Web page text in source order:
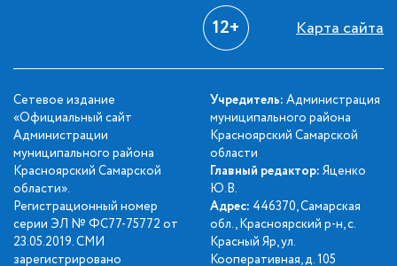
12+ Карта сайта
Сетевое издание
«Официальный сайт
Администрации
муниципального района
Красноярский Самарской
области».
Регистрационный номер
серии ЭЛ № ФС77-75772 от
23.05.2019. СМИ
зарегистрировано
Учредитель: Администрация
муниципального района
Красноярский Самарской
области
Главный редактор: Яценко
Ю.В.
Адрес: 446370, Самарская
обл., Красноярский р-н, с.
Красный Яр, ул.
Кооперативная, д. 105